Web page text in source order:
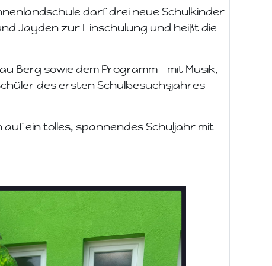
darf drei neue Schulkinder
Jayden zur Einschulung und heißt die
Berg sowie dem Programm - mit Musik,
des ersten Schulbesuchsjahres
ein tolles, spannendes Schuljahr mit